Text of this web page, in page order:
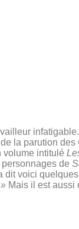
infatigable.
la parution des
volume intitulé
de
dit voici
Mais il est